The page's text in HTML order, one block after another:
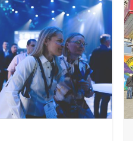
nämä globaalit
vaikuttavat meihin